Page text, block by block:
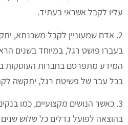
עליו לקבל אשראי בעתיד.
2. אדם שמעוניין לקבל משכנתא,
בעברו פושט רגל, במיוחד בשנים
המידע מתפרסם בחברות העוסקות
בכל עבר של פשיטת רגל, יתקשה
3. כאשר הנושים מקצועיים, כמו
בהוצאה לפועל גדלים כל שלוש שנים